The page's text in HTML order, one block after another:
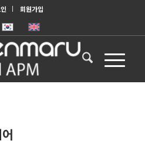
회원가입